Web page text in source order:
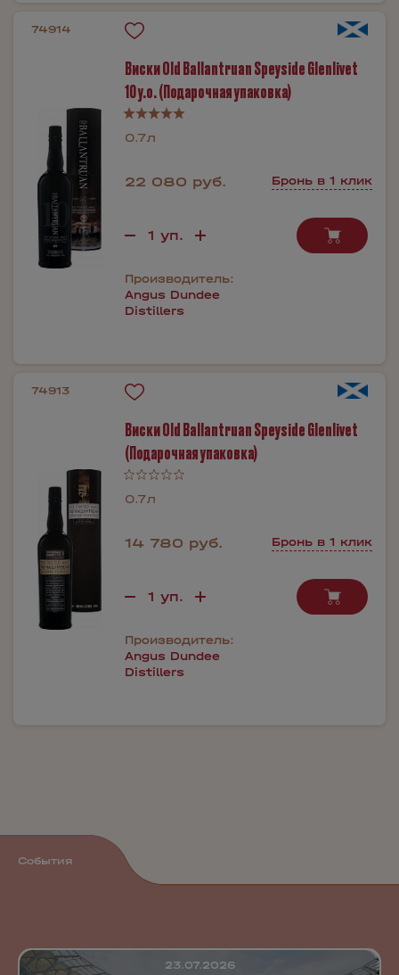
74914
Виски Old Ballantruan Speyside Glenlivet
10 y.o. (Подарочная упаковка)
0.7л
22 080 руб. Бронь в 1 клик
Производитель:
Angus Dundee
Distillers
74913
Виски Old Ballantruan Speyside Glenlivet
(Подарочная упаковка)
0.7л
14 780 руб. Бронь в 1 клик
Производитель:
Angus Dundee
Distillers
События
23.07.2026